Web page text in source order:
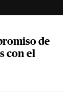
de
con el